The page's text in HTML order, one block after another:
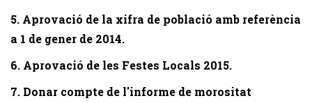
5. Aprovació de la xifra de població amb referència
a 1 de gener de 2014.
6. Aprovació de les Festes Locals 2015.
7. Donar compte de l'informe de morositat